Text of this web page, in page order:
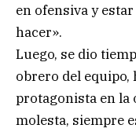
en ofensiva y
hacer».
Luego, se dio
obrero del equipo,
protagonista en la
molesta, siempre